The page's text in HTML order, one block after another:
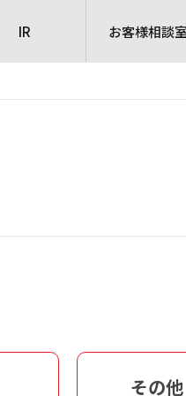
IR お客様相談室
その他